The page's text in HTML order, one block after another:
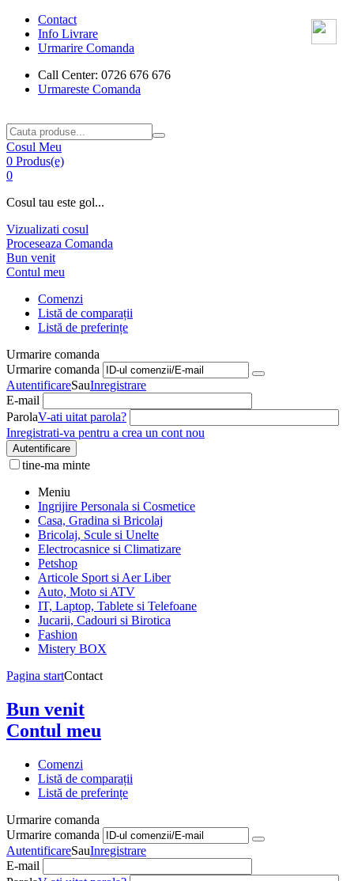
Contact
Info Livrare
Urmarire Comanda
Call Center: 0726 676 676
Urmareste Comanda
Cosul Meu
0 Produs(e)
0
Cosul tau este gol...
Vizualizati cosul
Proceseaza Comanda
Bun venit
Contul meu
Comenzi
Listă de comparații
Listă de preferințe
Urmarire comanda
Urmarire comanda
AutentificareSauInregistrare
E-mail
ParolaV-ati uitat parola?
Inregistrati-va pentru a crea un cont nou
Autentificare
tine-ma minte
Meniu
Ingrijire Personala si Cosmetice
Casa, Gradina si Bricolaj
Bricolaj, Scule si Unelte
Electrocasnice si Climatizare
Petshop
Articole Sport si Aer Liber
Auto, Moto si ATV
IT, Laptop, Tablete si Telefoane
Jucarii, Cadouri si Birotica
Fashion
Mistery BOX
Pagina startContact
Bun venit
Contul meu
Comenzi
Listă de comparații
Listă de preferințe
Urmarire comanda
Urmarire comanda
AutentificareSauInregistrare
E-mail